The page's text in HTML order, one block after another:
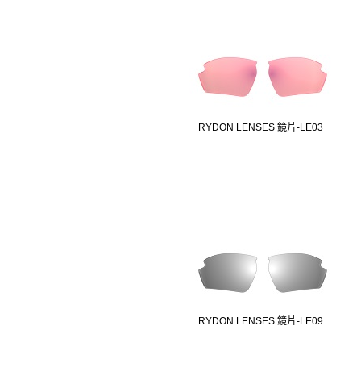
RYDON LENSES 鏡片-LE03
RYDON LENSES 鏡片-LE09